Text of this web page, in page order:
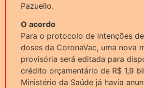
Pazuello.
O acordo
Para o protocolo de intenções
doses da CoronaVac, uma nova
provisória será editada para
crédito orçamentário de R$ 1,9
Ministério da Saúde já havia